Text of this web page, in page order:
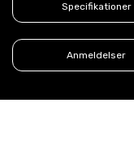
Specifikationer
Anmeldelser